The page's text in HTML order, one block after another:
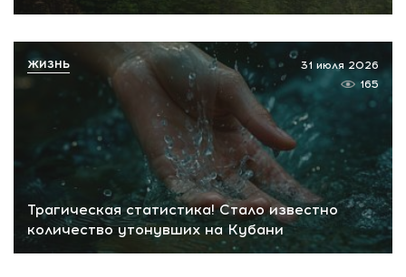
Трагическая статистика! Стало известно
количество утонувших на Кубани
31 июля 2026
165
ЖИЗНЬ